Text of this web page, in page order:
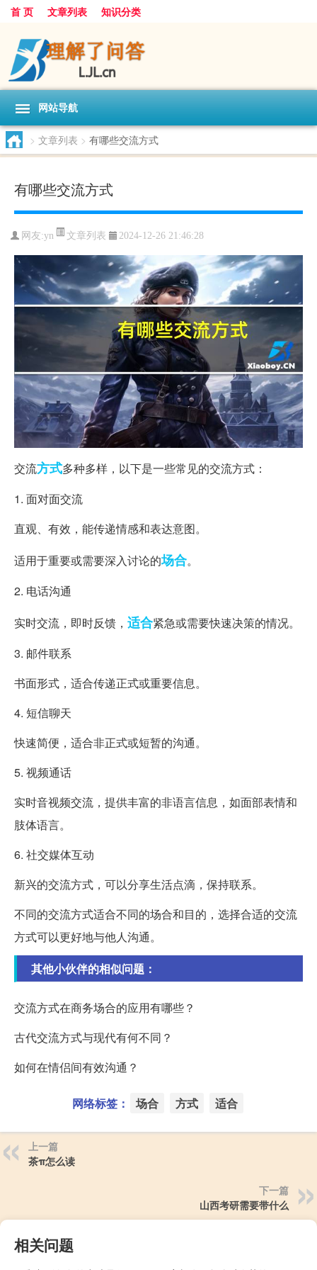
首 页 文章列表 知识分类
网站导航
> 文章列表 > 有哪些交流方式
有哪些交流方式
网友:yn 文章列表 2024-12-26 21:46:28
交流方式多种多样，以下是一些常见的交流方式：
1. 面对面交流
直观、有效，能传递情感和表达意图。
适用于重要或需要深入讨论的场合。
2. 电话沟通
实时交流，即时反馈， 适合紧急或需要快速决策的情况。
3. 邮件联系
书面形式，适合传递正式或重要信息。
4. 短信聊天
快速简便，适合非正式或短暂的沟通。
5. 视频通话
实时音视频交流，提供丰富的非语言信息，如面部表情和
肢体语言。
6. 社交媒体互动
新兴的交流方式，可以分享生活点滴，保持联系。
不同的交流方式适合不同的场合和目的，选择合适的交流
方式可以更好地与他人沟通。
其他小伙伴的相似问题：
交流方式在商务场合的应用有哪些？
古代交流方式与现代有何不同？
如何在情侣间有效沟通？
网络标签： 场合 方式 适合
上一篇
茶π怎么读
下一篇
山西考研需要带什么
相关问题